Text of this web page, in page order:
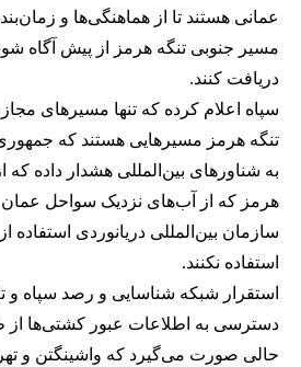
عمانی هستند تا از هماهنگی‌ها و
مسیر جنوبی تنگه هرمز از پیش آگاه
دریافت کنند.
سپاه اعلام کرده که تنها مسیرهای
تنگه هرمز مسیرهایی هستند که
به شناورهای بین‌المللی هشدار داده که
هرمز که از آب‌های نزدیک سواحل
سازمان بین‌المللی دریانوردی استفاده
استفاده نکنند.
استقرار شبکه شناسایی و رصد سپاه و
دسترسی به اطلاعات عبور کشتی‌ها از
حالی صورت می‌گیرد که واشینگتن و